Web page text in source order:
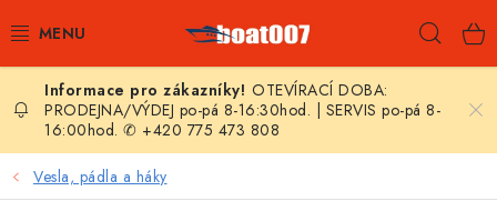
na
E-SHOP
AKČNÍ SLEVY
OTEVÍRACÍ DOBA:
PRODEJNA/VÝDEJ po-pá 8-16:30hod. | SERVIS po-pá 8-
16:00hod. ✆ +420 775 473 808
Vesla, pádla a háky